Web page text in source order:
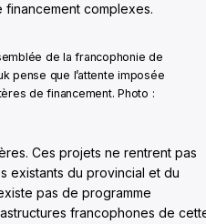
complexes.
de la francophonie de
pense que l’attente imposée
de financement. Photo :
Ces projets ne rentrent pas
existants du provincial et du
pas de programme
francophones de